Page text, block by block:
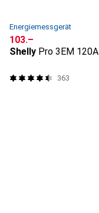
Energiemessgerät
CHF
103.–
Shelly Pro 3EM 120A
363